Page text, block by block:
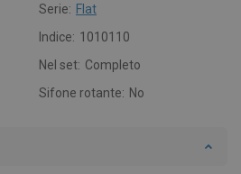
Serie: Flat
Indice: 1010110
Nel set: Completo
Sifone rotante: No